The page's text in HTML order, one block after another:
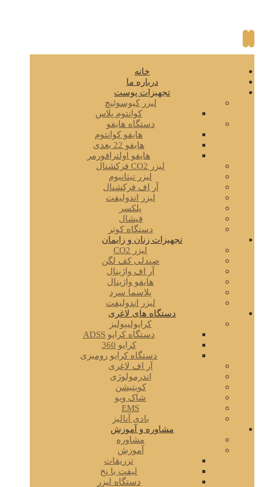
خانه
درباره ما
تجهیزات پوست
لیزر کیوسوئیچ
کوانتوم پلاس
دستگاه هایفو
هایفو کوانتوم
هایفو 22 بعدی
هایفو اولترافورمر
لیزر CO2 فرکشنال
لیزر تیتانیوم
آر اف فرکشنال
لیزر اندولیفت
پلکسر
فیشال
دستگاه کوتر
تجهیزات زنان و زایمان
لیزر CO2
صندلی کف لگن
آر اف واژینال
هایفو واژینال
پلاسما سرد
لیزر اندولیفت
دستگاه های لاغری
کرایولیپولیز
دستگاه کرایو ADSS
کرایو 360
دستگاه کرایو رومیزی
آر اف لاغری
اندرمولوژی
کویتیشن
شاک ویو
EMS
بادی آنالیز
مشاوره و آموزش
مشاوره
آموزش
تزریقات
لیفت با نخ
دستگاه لیزر